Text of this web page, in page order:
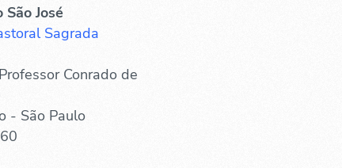
José
Sagrada
Conrado de
- São Paulo